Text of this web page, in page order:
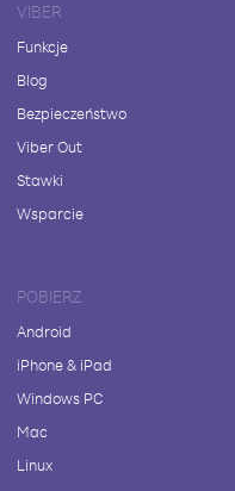
VIBER
Funkcje
Blog
Bezpieczeństwo
Viber Out
Stawki
Wsparcie
POBIERZ
Android
iPhone & iPad
Windows PC
Mac
Linux